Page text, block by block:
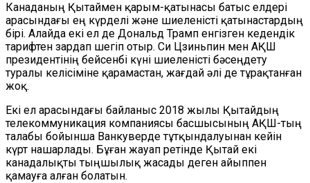
Канаданың Қытаймен қарым-қатынасы батыс елдері
арасындағы ең күрделі және шиеленісті қатынастардың
бірі. Алайда екі ел де Дональд Трамп енгізген кедендік
тарифтен зардап шегіп отыр. Си Цзиньпин мен АҚШ
президентінің бейсенбі күні шиеленісті бәсеңдету
туралы келісіміне қарамастан, жағдай әлі де тұрақтанған
жоқ.
Екі ел арасындағы байланыс 2018 жылы Қытайдың
телекоммуникация компаниясы басшысының АҚШ-тың
талабы бойынша Ванкуверде тұтқындалуынан кейін
күрт нашарлады. Бұған жауап ретінде Қытай екі
канадалықты тыңшылық жасады деген айыппен
қамауға алған болатын.